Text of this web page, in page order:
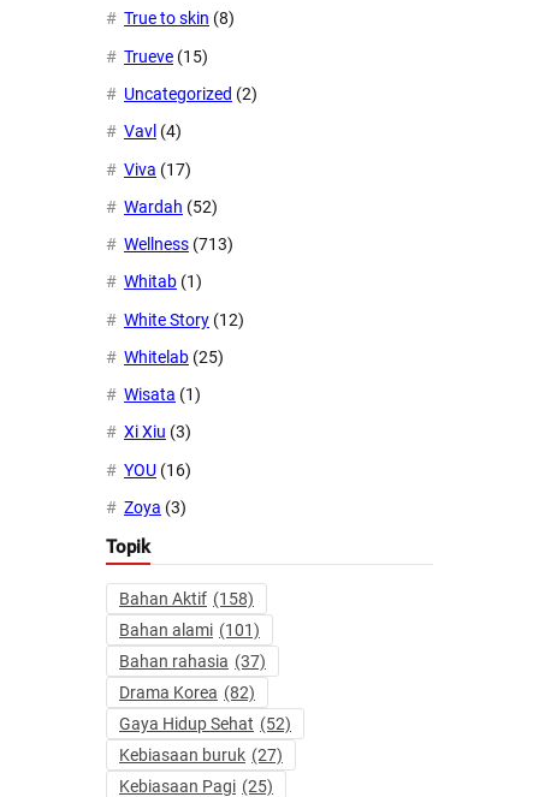
True to skin (8)
Trueve (15)
Uncategorized (2)
Vavl (4)
Viva (17)
Wardah (52)
Wellness (713)
Whitab (1)
White Story (12)
Whitelab (25)
Wisata (1)
Xi Xiu (3)
YOU (16)
Zoya (3)
Topik
Bahan Aktif (158)
Bahan alami (101)
Bahan rahasia (37)
Drama Korea (82)
Gaya Hidup Sehat (52)
Kebiasaan buruk (27)
Kebiasaan Pagi (25)